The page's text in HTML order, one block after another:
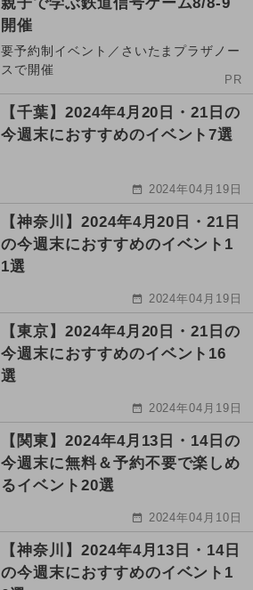
開催
要予約制イベント／さいたまプラザノー
スで開催
PR
【千葉】2024年4月20日・21日の
今週末におすすめのイベント7選
2024年04月19日
【神奈川】2024年4月20日・21日
の今週末におすすめのイベント1
1選
2024年04月19日
【東京】2024年4月20日・21日の
今週末におすすめのイベント16
選
2024年04月19日
【関東】2024年4月13日・14日の
今週末に無料＆予約不要で楽しめ
るイベント20選
2024年04月10日
【神奈川】2024年4月13日・14日
の今週末におすすめのイベント1